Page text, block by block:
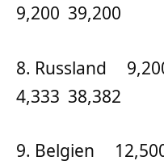
9,200 39,200
8. Russland
4,333 38,382
9. Belgien